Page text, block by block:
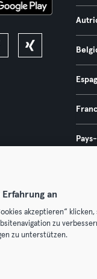
All rights
an
akzeptieren“
zu
zu unterstützen.